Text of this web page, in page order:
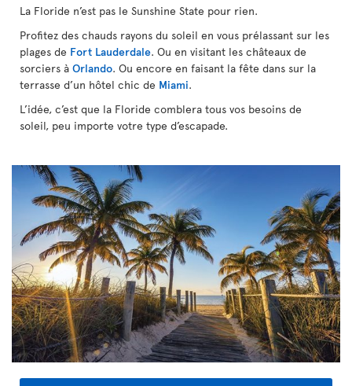
La Floride n’est pas le Sunshine State pour rien.
Profitez des chauds rayons du soleil en vous prélassant sur les
plages de Fort Lauderdale. Ou en visitant les châteaux de
sorciers à Orlando. Ou encore en faisant la fête dans sur la
terrasse d’un hôtel chic de Miami.
L’idée, c’est que la Floride comblera tous vos besoins de
soleil, peu importe votre type d’escapade.